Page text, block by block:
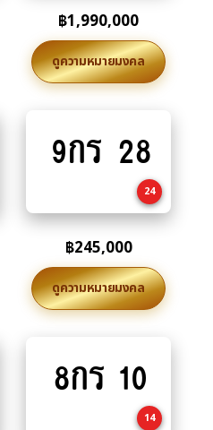
฿1,990,000
ดูความหมายมงคล
to
9กร 28
24
฿245,000
ดูความหมายมงคล
8กร 10
14